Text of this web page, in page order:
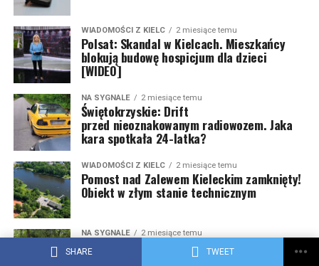
SHARE TWEET
WIADOMOŚCI Z KIELC 2 miesiące temu
Polsat: Skandal w Kielcach. Mieszkańcy
blokują budowę hospicjum dla dzieci
[WIDEO]
NA SYGNALE 2 miesiące temu
Świętokrzyskie: Drift
przed nieoznakowanym radiowozem. Jaka
kara spotkała 24-latka?
WIADOMOŚCI Z KIELC 2 miesiące temu
Pomost nad Zalewem Kieleckim zamknięty!
Obiekt w złym stanie technicznym
NA SYGNALE 2 miesiące temu
Upozorowana kradzież: próba wyłudzenia
odszkodowania ujawniła dziuplę